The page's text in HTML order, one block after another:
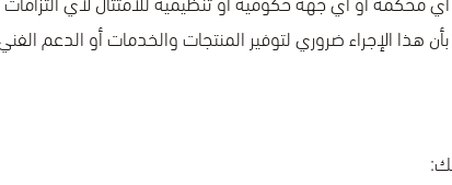
هذا الإجراء ضروري لتوفير المنتجات والخدمات أو الدعم